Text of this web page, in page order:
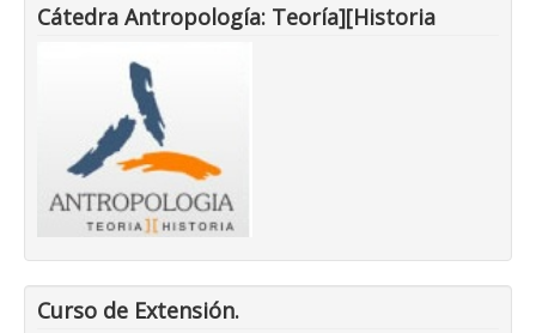
Cátedra Antropología: Teoría][Historia
Curso de Extensión.